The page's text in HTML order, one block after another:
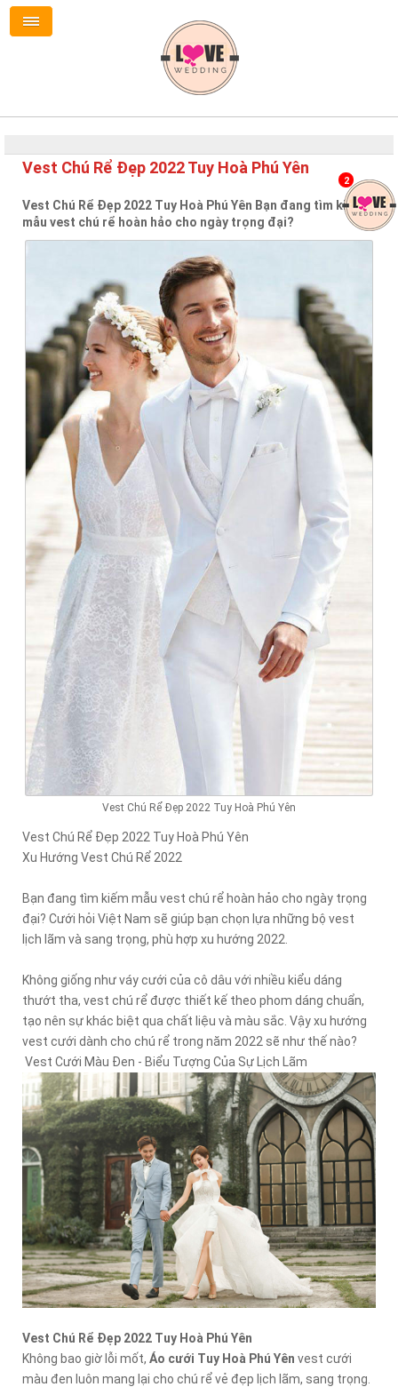
Vest Chú Rể Đẹp 2022 Tuy Hoà Phú Yên
Vest Chú Rể Đẹp 2022 Tuy Hoà Phú Yên Bạn đang tìm kiếm
mẫu vest chú rể hoàn hảo cho ngày trọng đại?
Vest Chú Rể Đẹp 2022 Tuy Hoà Phú Yên
Vest Chú Rể Đẹp 2022 Tuy Hoà Phú Yên
Xu Hướng Vest Chú Rể 2022
Bạn đang tìm kiếm mẫu vest chú rể hoàn hảo cho ngày trọng
đại? Cưới hỏi Việt Nam sẽ giúp bạn chọn lựa những bộ vest
lịch lãm và sang trọng, phù hợp xu hướng 2022.
Không giống như váy cưới của cô dâu với nhiều kiểu dáng
thướt tha, vest chú rể được thiết kế theo phom dáng chuẩn,
tạo nên sự khác biệt qua chất liệu và màu sắc. Vậy xu hướng
vest cưới dành cho chú rể trong năm 2022 sẽ như thế nào?
Vest Cưới Màu Đen - Biểu Tượng Của Sự Lịch Lãm
Vest Chú Rể Đẹp 2022 Tuy Hoà Phú Yên
Không bao giờ lỗi mốt, Áo cưới Tuy Hoà Phú Yên vest cưới
màu đen luôn mang lại cho chú rể vẻ đẹp lịch lãm, sang trọng.
2